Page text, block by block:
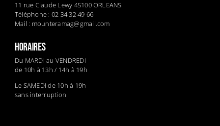
11 rue Claude Lewy 45100 ORLEANS
Téléphone : 02 34 32 49 66
Mail : mounteramag@gmail.com
HORAIRES
Du MARDI au VENDREDI
de 10h à 13h / 14h à 19h
Le SAMEDI de 10h à 19h
sans interruption